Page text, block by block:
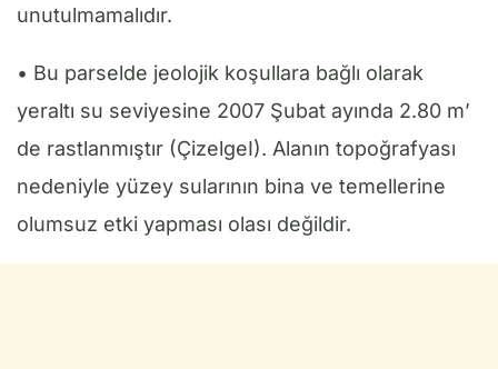
unutulmamalıdır.
• Bu parselde jeolojik koşullara bağlı olarak
yeraltı su seviyesine 2007 Şubat ayında 2.80 m’
de rastlanmıştır (ÇizelgeI). Alanın topoğrafyası
nedeniyle yüzey sularının bina ve temellerine
olumsuz etki yapması olası değildir.